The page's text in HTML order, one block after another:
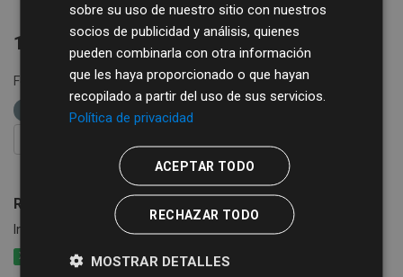
1 conjunto de datos encontrado
Formatos: XLSX etiquetas:
diputación de salamanca
bibliobus
Rutas de Bibliobús
Información de las rutas y calendario del Servicio de Bibliobús
XLSX CSV XML
sobre su uso de nuestro sitio con nuestros
socios de publicidad y análisis, quienes
pueden combinarla con otra información
que les haya proporcionado o que hayan
recopilado a partir del uso de sus servicios.
Política de privacidad
ACEPTAR TODO
RECHAZAR TODO
MOSTRAR DETALLES